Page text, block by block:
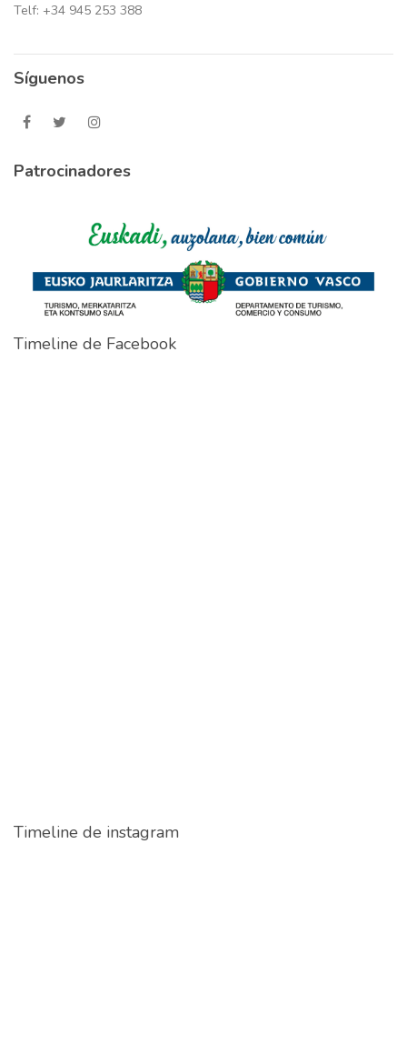
Telf: +34 945 253 388
Síguenos
Patrocinadores
Timeline de Facebook
Timeline de instagram